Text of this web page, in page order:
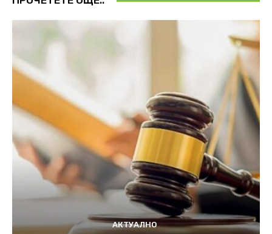
АКТУАЛНО